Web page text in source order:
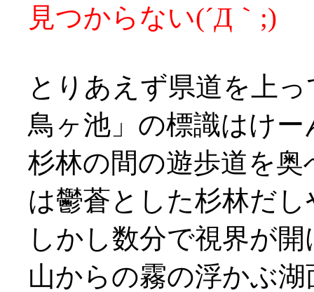
見つからない(´Д｀;)
とりあえず県道を上
鳥ヶ池」の標識はけー
杉林の間の遊歩道を
は鬱蒼とした杉林だ
しかし数分で視界が
山からの霧の浮かぶ